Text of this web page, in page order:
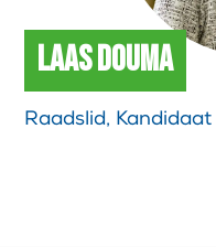
Laas Douma
Raadslid, Kandidaat